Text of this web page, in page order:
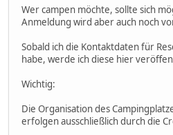
Wer campen möchte, sollte sich
Anmeldung wird aber auch noch
Sobald ich die Kontaktdaten für
habe, werde ich diese hier
Wichtig:
Die Organisation des
erfolgen ausschließlich durch die